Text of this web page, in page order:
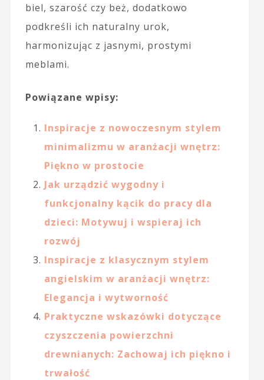
biel, szarość czy beż, dodatkowo
podkreśli ich naturalny urok,
harmonizując z jasnymi, prostymi
meblami.
Powiązane wpisy:
Inspiracje z nowoczesnym stylem
minimalizmu w aranżacji wnętrz:
Piękno w prostocie
Jak urządzić wygodny i
funkcjonalny kącik do pracy dla
dzieci: Motywuj i wspieraj ich
rozwój
Inspiracje z klasycznym stylem
angielskim w aranżacji wnętrz:
Elegancja i wytworność
Praktyczne wskazówki dotyczące
czyszczenia powierzchni
drewnianych: Zachowaj ich piękno i
trwałość